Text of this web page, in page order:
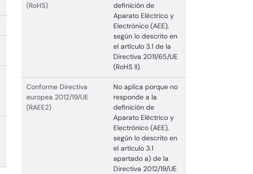
(RoHS)
definición de
Aparato Eléctrico y
Electrónico (AEE),
según lo descrito en
el artículo 3.1 de la
Directiva 2011/65/UE
(RoHS II).
Conforme Directiva
europea 2012/19/UE
(RAEE2)
No aplica porque no
responde a la
definición de
Aparato Eléctrico y
Electrónico (AEE),
según lo descrito en
el artículo 3.1
apartado a) de la
Directiva 2012/19/UE